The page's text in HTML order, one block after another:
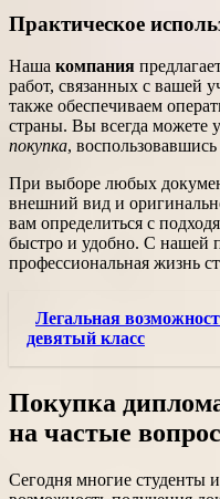
Практическое
Наша компания
работ, связанных с вашей
также обеспечиваем
страны. Вы всегда можете
покупка,
При выборе любых
внешний вид и
вам определиться с
быстро и удобно. С нашей
профессиональная жизнь
Легальная
девятый класс
Покупка
на частые
Сегодня многие студенты